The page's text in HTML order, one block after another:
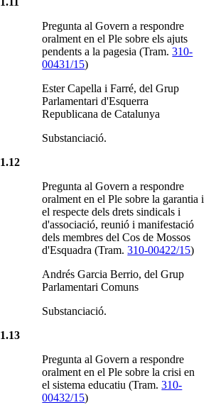
Pregunta al Govern a respondre
oralment en el Ple sobre els ajuts
pendents a la pagesia (Tram.310-
00431/15)
Ester Capella i Farré, del Grup
Parlamentari d'Esquerra
Republicana de Catalunya
Substanciació.
1.12
Pregunta al Govern a respondre
oralment en el Ple sobre la garantia i
el respecte dels drets sindicals i
d'associació, reunió i manifestació
dels membres del Cos de Mossos
d'Esquadra (Tram.310-00422/15)
Andrés Garcia Berrio, del Grup
Parlamentari Comuns
Substanciació.
1.13
Pregunta al Govern a respondre
oralment en el Ple sobre la crisi en
el sistema educatiu (Tram.310-
00432/15)